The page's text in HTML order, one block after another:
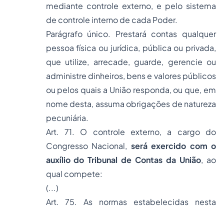
mediante controle externo, e pelo sistema
de controle interno de cada Poder.
Parágrafo único. Prestará contas qualquer
pessoa física ou jurídica, pública ou privada,
que utilize, arrecade, guarde, gerencie ou
administre dinheiros, bens e valores públicos
ou pelos quais a União responda, ou que, em
nome desta, assuma obrigações de natureza
pecuniária.
Art. 71. O controle externo, a cargo do
Congresso Nacional, será exercido com o
auxílio do Tribunal de Contas da União, ao
qual compete:
(...)
Art. 75. As normas estabelecidas nesta